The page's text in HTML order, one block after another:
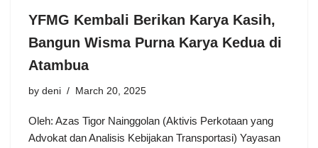
YFMG Kembali Berikan Karya Kasih,
Bangun Wisma Purna Karya Kedua di
Atambua
by deni March 20, 2025
Oleh: Azas Tigor Nainggolan (Aktivis Perkotaan yang
Advokat dan Analisis Kebijakan Transportasi) Yayasan